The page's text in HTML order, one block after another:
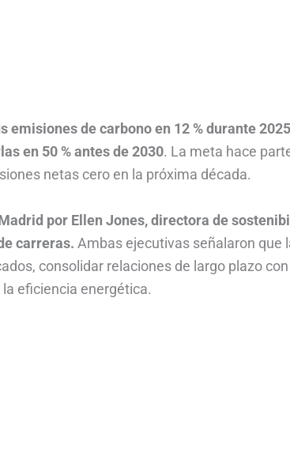
de carbono en 12 % durante 2025
en 50 % antes de 2030. La meta hace
netas cero en la próxima década.
por Ellen Jones, directora de
carreras. Ambas ejecutivas señalaron que
consolidar relaciones de largo plazo con
eficiencia energética.